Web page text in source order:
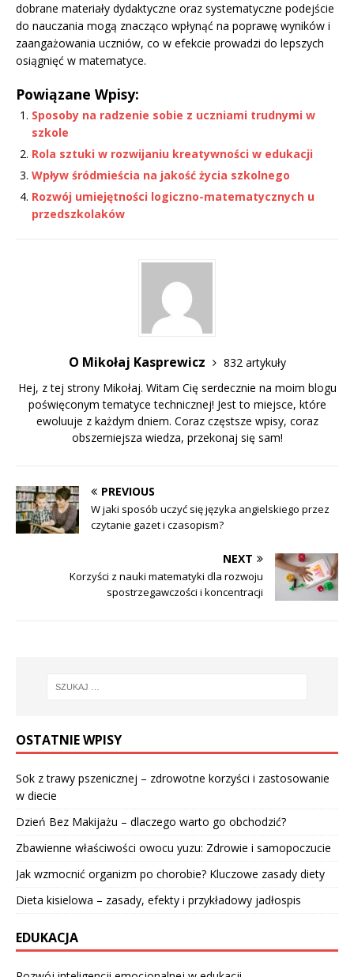
dobrane materiały dydaktyczne oraz systematyczne podejście
do nauczania mogą znacząco wpłynąć na poprawę wyników i
zaangażowania uczniów, co w efekcie prowadzi do lepszych
osiągnięć w matematyce.
Powiązane Wpisy:
Sposoby na radzenie sobie z uczniami trudnymi w
szkole
Rola sztuki w rozwijaniu kreatywności w edukacji
Wpływ śródmieścia na jakość życia szkolnego
Rozwój umiejętności logiczno-matematycznych u
przedszkolaków
O Mikołaj Kasprewicz
832 artykuły
Hej, z tej strony Mikołaj. Witam Cię serdecznie na moim blogu
poświęconym tematyce technicznej! Jest to miejsce, które
ewoluuje z każdym dniem. Coraz częstsze wpisy, coraz
obszerniejsza wiedza, przekonaj się sam!
PREVIOUS
W jaki sposób uczyć się języka angielskiego przez
czytanie gazet i czasopism?
NEXT
Korzyści z nauki matematyki dla rozwoju
spostrzegawczości i koncentracji
OSTATNIE WPISY
Sok z trawy pszenicznej – zdrowotne korzyści i zastosowanie
w diecie
Dzień Bez Makijażu – dlaczego warto go obchodzić?
Zbawienne właściwości owocu yuzu: Zdrowie i samopoczucie
Jak wzmocnić organizm po chorobie? Kluczowe zasady diety
Dieta kisielowa – zasady, efekty i przykładowy jadłospis
EDUKACJA